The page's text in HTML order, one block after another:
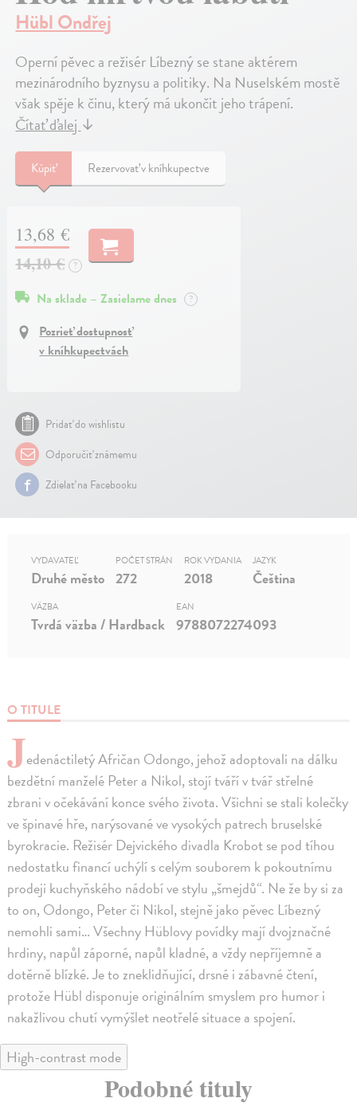
Hübl Ondřej
Operní pěvec a režisér Líbezný se stane aktérem
mezinárodního byznysu a politiky. Na Nuselském mostě
však spěje k činu, který má ukončit jeho trápení.
Čítať ďalej ↓
Kúpiť Rezervovať v kníhkupectve
13,68 €
14,10 € ?
Na sklade – Zasielame dnes ?
Pozrieť dostupnosť
v kníhkupectvách
Pridať do wishlistu
Odporučiť známemu
Zdielať na Facebooku
O TITULE
Jedenáctiletý Afričan Odongo, jehož adoptovali na dálku
bezdětní manželé Peter a Nikol, stojí tváří v tvář střelné
zbrani v očekávání konce svého života. Všichni se stali kolečky
ve špinavé hře, narýsované ve vysokých patrech bruselské
byrokracie. Režisér Dejvického divadla Krobot se pod tíhou
nedostatku financí uchýlí s celým souborem k pokoutnímu
prodeji kuchyňského nádobí ve stylu „šmejdů“. Ne že by si za
to on, Odongo, Peter či Nikol, stejně jako pěvec Líbezný
nemohli sami… Všechny Hüblovy povídky mají dvojznačné
hrdiny, napůl záporné, napůl kladné, a vždy nepříjemně a
dotěrně blízké. Je to zneklidňující, drsné i zábavné čtení,
protože Hübl disponuje originálním smyslem pro humor i
nakažlivou chutí vymýšlet neotřelé situace a spojení.
VYDAVATEĽ
Druhé město
POČET STRÁN
272
ROK VYDANIA
2018
JAZYK
Čeština
VÄZBA
Tvrdá väzba / Hardback
EAN
9788072274093
High-contrast mode
Podobné tituly